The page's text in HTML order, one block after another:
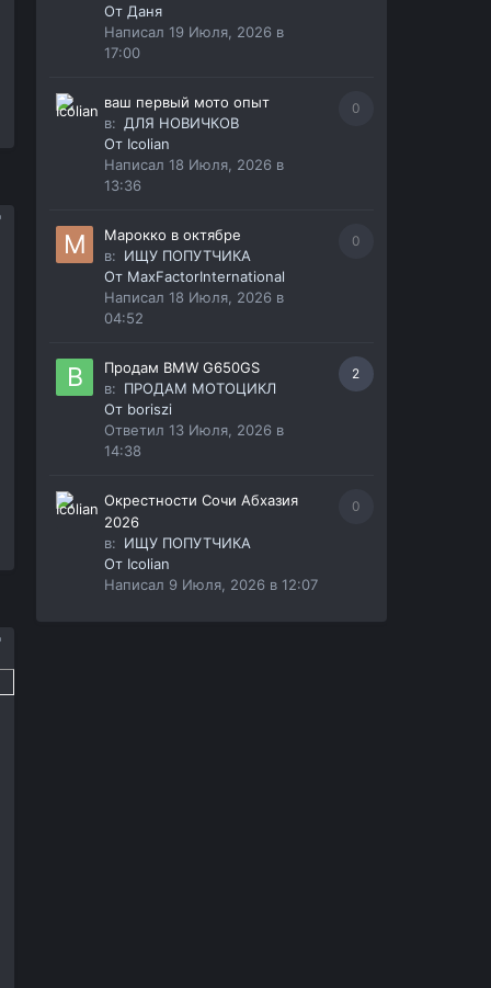
От Даня
Написал 19 Июля, 2026 в
17:00
0
ваш первый мото опыт
в: ДЛЯ НОВИЧКОВ
От Icolian
Написал 18 Июля, 2026 в
13:36
0
Марокко в октябре
в: ИЩУ ПОПУТЧИКА
От MaxFactorInternational
Написал 18 Июля, 2026 в
04:52
2
Продам BMW G650GS
в: ПРОДАМ МОТОЦИКЛ
От boriszi
Ответил 13 Июля, 2026 в
14:38
0
Окрестности Сочи Абхазия
2026
в: ИЩУ ПОПУТЧИКА
От Icolian
Написал 9 Июля, 2026 в 12:07